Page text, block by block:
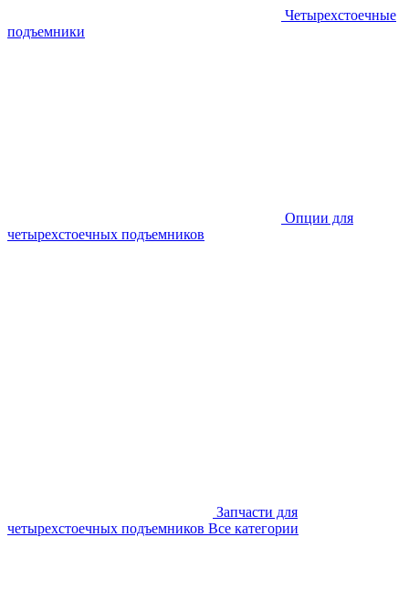
Четырехстоечные
подъемники
Опции для
четырехстоечных подъемников
Запчасти для
четырехстоечных подъемников Все категории